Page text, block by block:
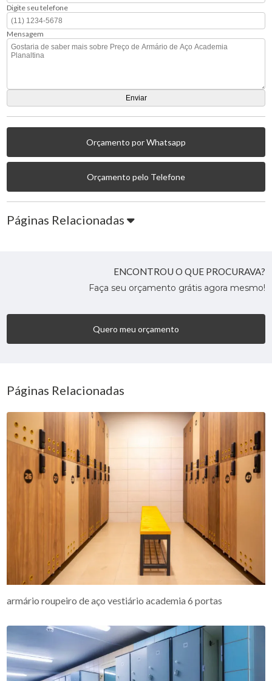
Digite seu telefone
Mensagem
Orçamento por Whatsapp
Orçamento pelo Telefone
Páginas Relacionadas
ENCONTROU O QUE PROCURAVA?
Faça seu orçamento grátis agora mesmo!
Quero meu orçamento
Páginas Relacionadas
armário roupeiro de aço vestiário academia 6 portas